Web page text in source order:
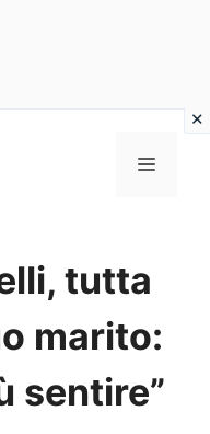
Menu
tutta
marito:
sentire”